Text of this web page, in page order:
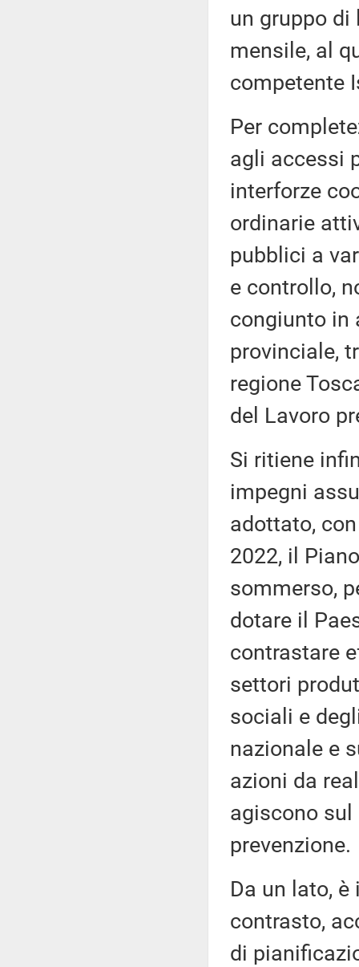
un gruppo di
mensile, al
competente
Per
agli accessi
interforze
ordinarie
pubblici a
e controllo,
congiunto in
provinciale,
regione
del Lavoro
Si ritiene
impegni
adottato,
2022, il
sommerso,
dotare il
contrastare
settori
sociali e
nazionale e
azioni da
agiscono sul
prevenzione.
Da un lato,
contrasto,
di